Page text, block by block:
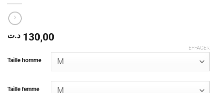
130,00 د.ت
Taille homme
Taille femme
EFFACER